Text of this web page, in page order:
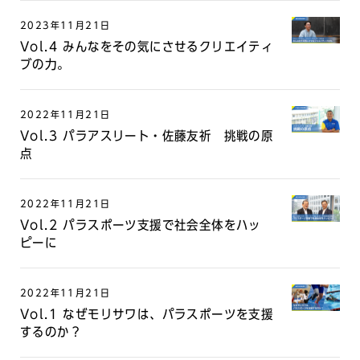
2023年11月21日
Vol.4 みんなをその気にさせるクリエイティ
ブの力。
2022年11月21日
Vol.3 パラアスリート・佐藤友祈 挑戦の原
点
2022年11月21日
Vol.2 パラスポーツ支援で社会全体をハッ
ピーに
2022年11月21日
Vol.1 なぜモリサワは、パラスポーツを支援
するのか？